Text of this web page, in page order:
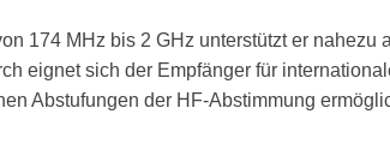
174 MHz bis 2 GHz unterstützt er nahezu
eignet sich der Empfänger für
Abstufungen der HF-Abstimmung